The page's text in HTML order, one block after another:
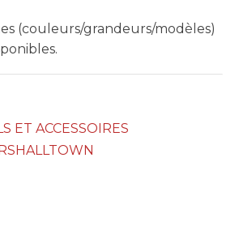
(couleurs/grandeurs/modèles)
ET ACCESSOIRES